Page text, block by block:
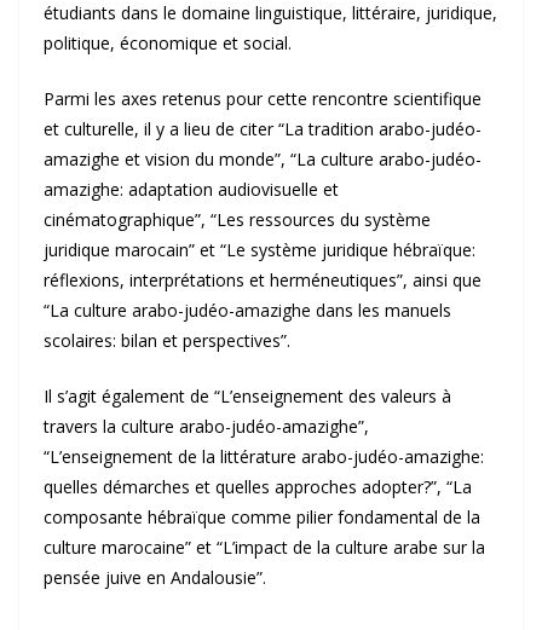
étudiants dans le domaine linguistique, littéraire, juridique,
politique, économique et social.
Parmi les axes retenus pour cette rencontre scientifique
et culturelle, il y a lieu de citer “La tradition arabo-judéo-
amazighe et vision du monde”, “La culture arabo-judéo-
amazighe: adaptation audiovisuelle et
cinématographique”, “Les ressources du système
juridique marocain” et “Le système juridique hébraïque:
réflexions, interprétations et herméneutiques”, ainsi que
“La culture arabo-judéo-amazighe dans les manuels
scolaires: bilan et perspectives”.
Il s’agit également de “L’enseignement des valeurs à
travers la culture arabo-judéo-amazighe”,
“L’enseignement de la littérature arabo-judéo-amazighe:
quelles démarches et quelles approches adopter?”, “La
composante hébraïque comme pilier fondamental de la
culture marocaine” et “L’impact de la culture arabe sur la
pensée juive en Andalousie”.